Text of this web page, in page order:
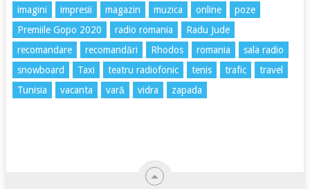
imagini
impresii magazin muzica online
poze
Premiile Gopo 2020
radio romania
Radu Jude
recomandare
recomandări Rhodos romania
sala radio
snowboard
Taxi teatru radiofonic tenis trafic
travel
Tunisia
vacanta vară vidra zapada